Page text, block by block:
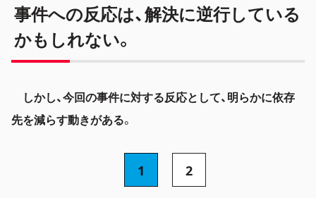
事件への反応は、解決に逆行している
かもしれない。
しかし、今回の事件に対する反応として、明らかに依存
先を減らす動きがある。
1 2